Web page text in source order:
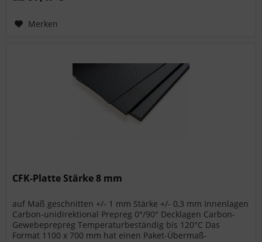
Merken
CFK-Platte Stärke 8 mm
auf Maß geschnitten +/- 1 mm Stärke +/- 0,3 mm Innenlagen
Carbon-unidirektional Prepreg 0°/90° Decklagen Carbon-
Gewebeprepreg Temperaturbeständig bis 120°C Das
Format 1100 x 700 mm hat einen Paket-Übermaß-